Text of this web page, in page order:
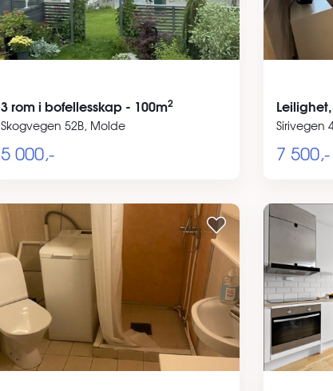
3 rom i bofellesskap - 100m2
Skogvegen 52B, Molde
5 000,-
Sirivegen
7 500,-